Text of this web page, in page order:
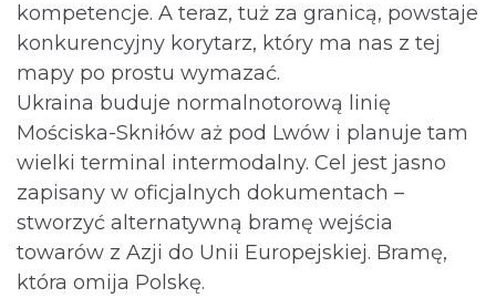
kompetencje. A teraz, tuż za granicą, powstaje
konkurencyjny korytarz, który ma nas z tej
mapy po prostu wymazać.
Ukraina buduje normalnotorową linię
Mościska-Skniłów aż pod Lwów i planuje tam
wielki terminal intermodalny. Cel jest jasno
zapisany w oficjalnych dokumentach –
stworzyć alternatywną bramę wejścia
towarów z Azji do Unii Europejskiej. Bramę,
która omija Polskę.